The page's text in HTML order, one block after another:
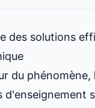
des solutions
du phénomène,
d'enseignement